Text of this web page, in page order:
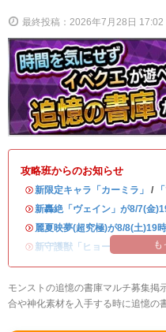
最終投稿：2026年7月28日 17:02
攻略班からのお知らせ
・新限定キャラ「カーミラ」 /
・新轟絶「ヴェイン」が8/7(金
・ 麗夏映夢(超究極)が8/8(土)19
・ 新守護獣「ヒョーたん」が登も
モンストの追憶の書庫マルチ募集掲
合や神化素材を入手する時に追憶の